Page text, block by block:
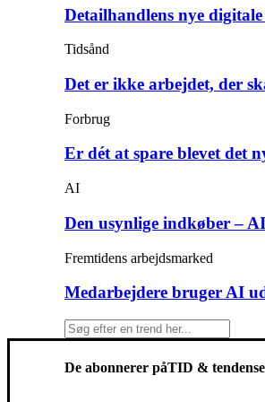
Detailhandlens nye
Tidsånd
Det er ikke arbejdet, der
Forbrug
Er dét at spare blevet det
AI
Den usynlige indkøber –
Fremtidens arbejdsmarked
Medarbejdere bruger AI
De abonnerer påTID &